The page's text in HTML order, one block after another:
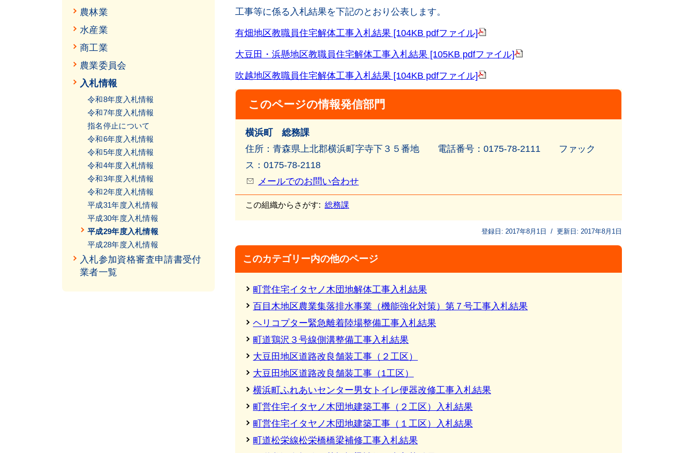
農林業
水産業
商工業
農業委員会
入札情報
令和8年度入札情報
令和7年度入札情報
指名停止について
令和6年度入札情報
令和5年度入札情報
令和4年度入札情報
令和3年度入札情報
令和2年度入札情報
平成31年度入札情報
平成30年度入札情報
平成29年度入札情報
平成28年度入札情報
入札参加資格審査申請書受付
業者一覧
工事等に係る入札結果を下記のとおり公表します。
有畑地区教職員住宅解体工事入札結果 [104KB pdfファイル]
大豆田・浜懸地区教職員住宅解体工事入札結果 [105KB pdfファイル]
吹越地区教職員住宅解体工事入札結果 [104KB pdfファイル]
このページの情報発信部門
横浜町 総務課
住所：青森県上北郡横浜町字寺下３５番地 電話番号：0175-78-2111 ファック
ス：0175-78-2118
メールでのお問い合わせ
この組織からさがす: 総務課
登録日: 2017年8月1日 / 更新日: 2017年8月1日
このカテゴリー内の他のページ
町営住宅イタヤノ木団地解体工事入札結果
百目木地区農業集落排水事業（機能強化対策）第７号工事入札結果
ヘリコプター緊急離着陸場整備工事入札結果
町道鶏沢３号線側溝整備工事入札結果
大豆田地区道路改良舗装工事（２工区）
大豆田地区道路改良舗装工事（1工区）
横浜町ふれあいセンター男女トイレ便器改修工事入札結果
町営住宅イタヤノ木団地建築工事（２工区）入札結果
町営住宅イタヤノ木団地建築工事（１工区）入札結果
町道松栄線松栄橋橋梁補修工事入札結果